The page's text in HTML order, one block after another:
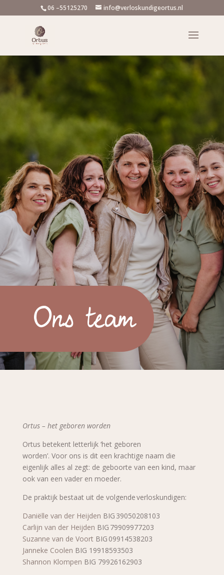
06 –55125270 info@verloskundigeortus.nl
Ons team
Ortus – het geboren worden
Ortus betekent letterlijk ‘het geboren
worden’. Voorons is dit een krachtige naam die
eigenlijk alles al zegt: de geboorte van een kind, maar
ook van een vader en moeder.
De praktijk bestaat uit de volgende verloskundigen:
Daniëlle van der Heijden BIG 39050208103
Carlijn van der Heijden BIG 79909977203
Suzanne van de Voort BIG 09914538203
Janneke Coolen BIG 19918593503
Shannon Klompen BIG 79926162903